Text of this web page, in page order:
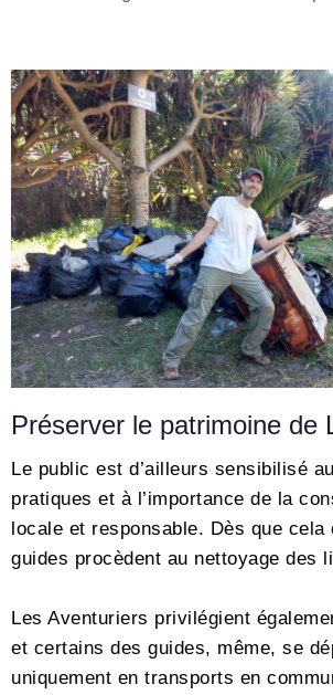
Préserver le patrimoine de
Le public est d’ailleurs sensibilisé
pratiques et à l’importance de la
locale et responsable. Dès que
guides procèdent au nettoyage des
Les Aventuriers privilégient
et certains des guides, même, se
uniquement en transports en